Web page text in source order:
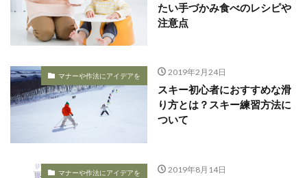
たい手づかみ食べのレシピや
注意点
マナーや作法にアイデアを 2019年2月24日
スキー初心者におすすめな滑
り方とは？スキー練習方法に
ついて
マナーや作法にアイデアを 2019年8月14日